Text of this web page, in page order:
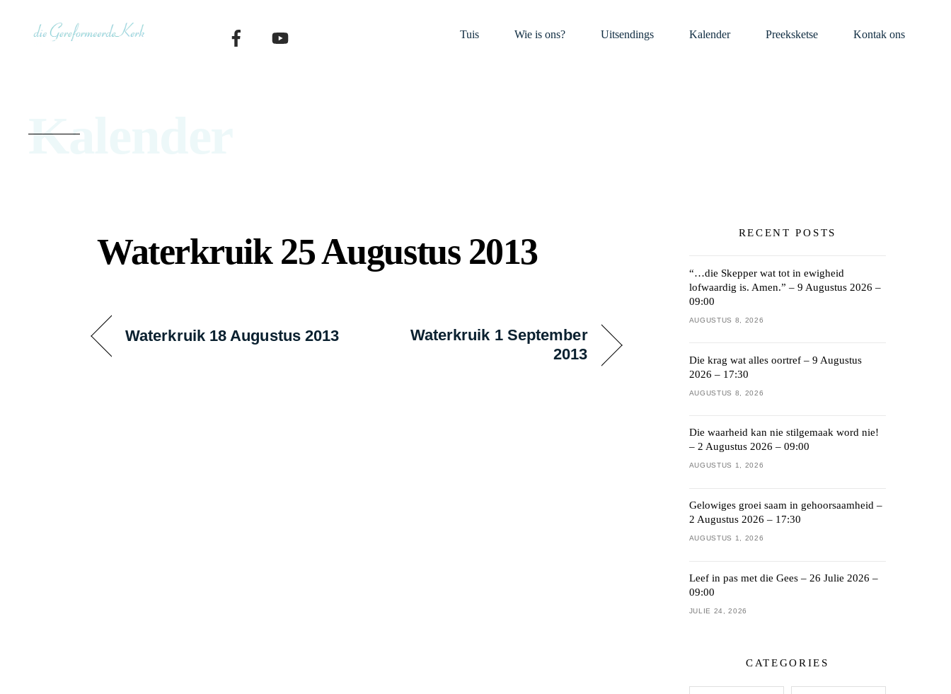
Tuis Wie is ons? Uitsendings Kalender Preeksketse Kontak ons
Kalender
Waterkruik 25 Augustus 2013
Waterkruik 18 Augustus 2013
Waterkruik 1 September
2013
RECENT POSTS
“…die Skepper wat tot in ewigheid
lofwaardig is. Amen.” – 9 Augustus 2026 –
09:00
AUGUSTUS 8, 2026
Die krag wat alles oortref – 9 Augustus
2026 – 17:30
AUGUSTUS 8, 2026
Die waarheid kan nie stilgemaak word nie!
– 2 Augustus 2026 – 09:00
AUGUSTUS 1, 2026
Gelowiges groei saam in gehoorsaamheid –
2 Augustus 2026 – 17:30
AUGUSTUS 1, 2026
Leef in pas met die Gees – 26 Julie 2026 –
09:00
JULIE 24, 2026
CATEGORIES